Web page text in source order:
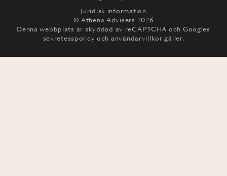
Juridisk information
© Athena Advisers 2026
Denna webbplats är skyddad av reCAPTCHA och Googles
sekretesspolicy och användarvillkor gäller.